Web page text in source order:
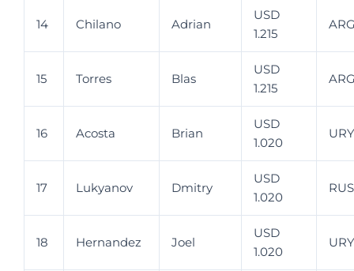
14 Chilano Adrian
USD
1.215
15 Torres Blas
USD
1.215
16 Acosta Brian
USD
1.020
URY
17 Lukyanov Dmitry
USD
1.020
RUS
18 Hernandez Joel
USD
1.020
URY